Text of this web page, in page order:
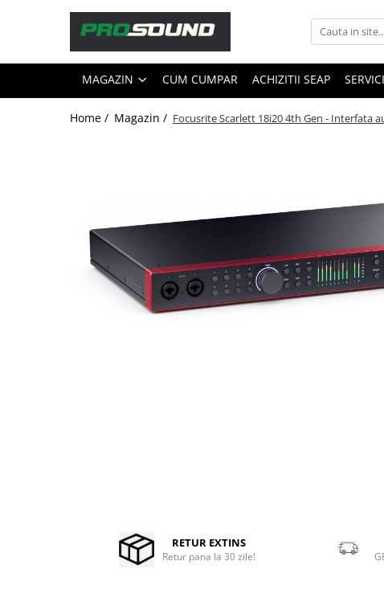
Magazin
Sonorizare / PA
Playere si Recordere
Accesorii de microfoane
Capsule de microfon
Case-uri de microfoane
Microfoane pt instalatii si
MAGAZIN CUM CUMPAR ACHIZITII SEAP
Home / Magazin / Focusrite Scarlett 18i20 4th Gen - Interfata
RETUR EXTINS
Retur pana la 30 zile!